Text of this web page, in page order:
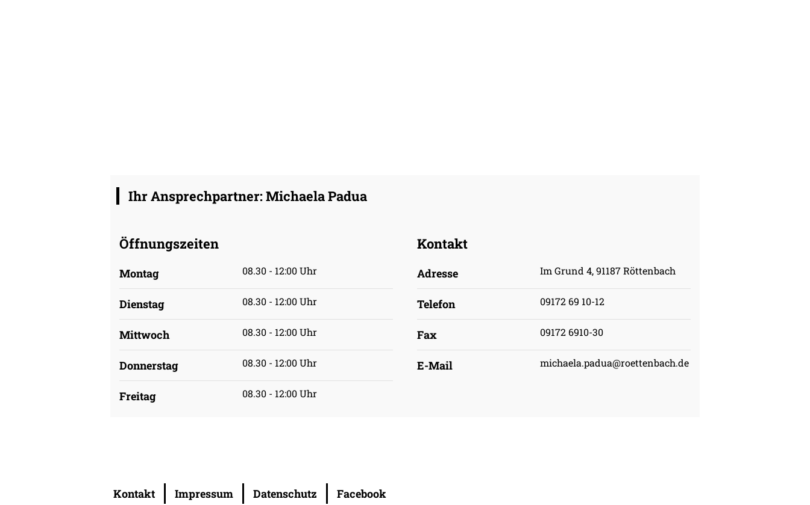
Ihr Ansprechpartner: Michaela Padua
Öffnungszeiten
Montag 08.30 - 12:00 Uhr
Dienstag 08.30 - 12:00 Uhr
Mittwoch 08.30 - 12:00 Uhr
Donnerstag 08.30 - 12:00 Uhr
Freitag 08.30 - 12:00 Uhr
Kontakt
Adresse Im Grund 4, 91187 Röttenbach
Telefon 09172 69 10-12
Fax 09172 6910-30
E-Mail michaela.padua@roettenbach.de
Kontakt Impressum Datenschutz Facebook